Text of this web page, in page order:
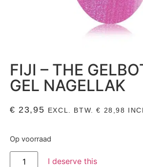
FIJI – THE
GEL NAGELLAK
€ 23,95 EXCL. BTW.€ 28,98
Op voorraad
I deserve this